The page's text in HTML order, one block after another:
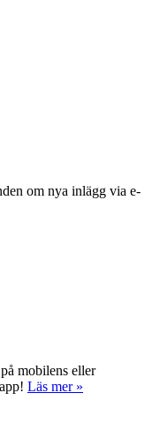
om nya inlägg via e-
mobilens eller
Läs mer »